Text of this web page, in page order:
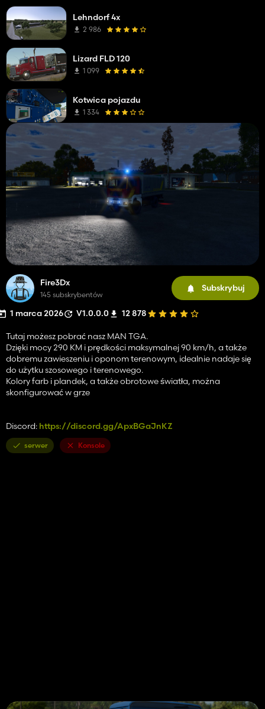
Fire3Dx
145 subskrybentów
Subskrybuj
1 marca 2026 V1.0.0.0 12 878
Tutaj możesz pobrać nasz MAN TGA.
Dzięki mocy 290 KM i prędkości maksymalnej 90 km/h, a także
dobremu zawieszeniu i oponom terenowym, idealnie nadaje się
do użytku szosowego i terenowego.
Kolory farb i plandek, a także obrotowe światła, można
skonfigurować w grze
Discord: https://discord.gg/ApxBGaJnKZ
serwer Konsole
Lehndorf 4x
2 986
Lizard FLD 120
1 099
Kotwica pojazdu
1 334